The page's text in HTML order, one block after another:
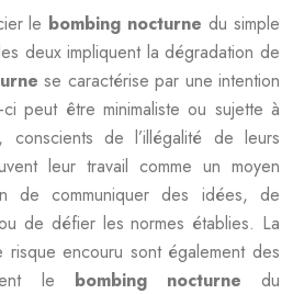
le bombing nocturnedu simple
deux impliquent la dégradation de
se caractérise par une intention
peut être minimaliste ou sujette à
, conscients de l’illégalité de leurs
leur travail comme un moyen
de communiquer des idées, de
de défier les normes établies. La
risque encouru sont également des
le bombing nocturnedu